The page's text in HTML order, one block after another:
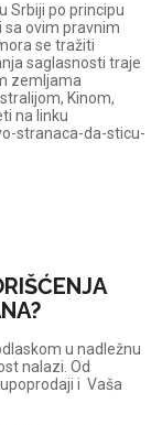
Srbiji po principu
sa ovim pravnim
se tražiti
saglasnosti traje
zemljama
Kinom,
na linku
stranaca-da-sticu-
u nadležnu
nalazi. Od
i Vaša